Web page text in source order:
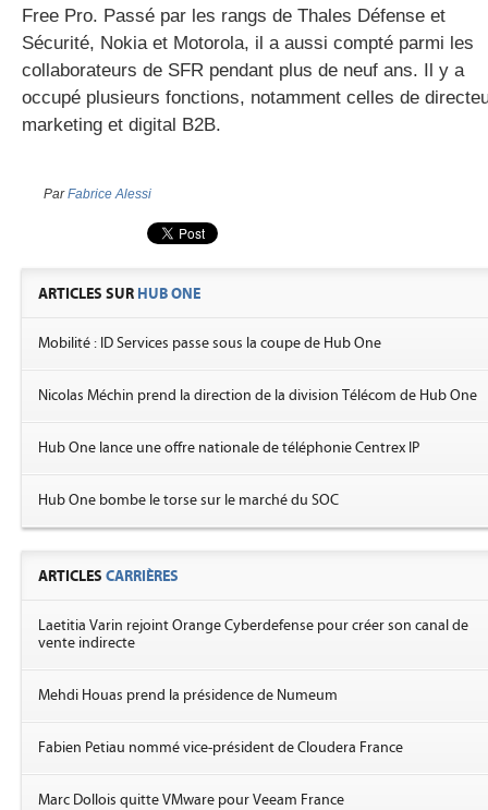
Free Pro. Passé par les rangs de Thales Défense et
Sécurité, Nokia et Motorola, il a aussi compté parmi les
collaborateurs de SFR pendant plus de neuf ans. Il y a
occupé plusieurs fonctions, notamment celles de
marketing et digital B2B.
ParFabrice Alessi
ARTICLES SUR HUB ONE
Mobilité : ID Services passe sous la coupe de Hub One
Nicolas Méchin prend la direction de la division Télécom de Hub One
Hub One lance une offre nationale de téléphonie Centrex IP
Hub One bombe le torse sur le marché du SOC
ARTICLES CARRIÈRES
Laetitia Varin rejoint Orange Cyberdefense pour créer son canal de
vente indirecte
Mehdi Houas prend la présidence de Numeum
Fabien Petiau nommé vice-président de Cloudera France
Marc Dollois quitte VMware pour Veeam France